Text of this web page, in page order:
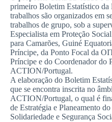
primeiro Boletim Estatístico da
trabalhos são organizados em
trabalhos de grupo, sob a
Especialista em Proteção
para Camarões, Guiné
Príncipe, da Ponto Focal da
Príncipe e do Coordenador do
ACTION/Portugal.
A elaboração do Boletim
que se encontra inscrita no
ACTION/Portugal, o qual é
de Estratégia e Planeamento
Solidariedade e Segurança